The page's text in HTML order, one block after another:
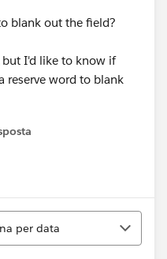
blank out the field?
I'd like to know if
reserve word to blank
per data